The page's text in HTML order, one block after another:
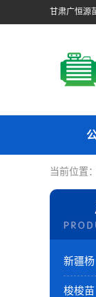
当前位置：
新疆杨
梭梭苗